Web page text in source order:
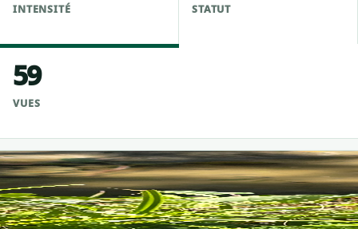
INTENSITÉ STATUT
59
VUES